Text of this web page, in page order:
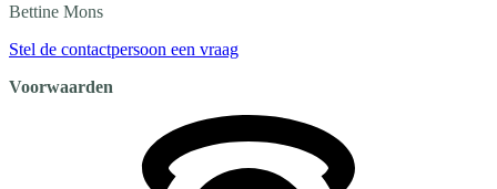
Bettine Mons
Stel de contactpersoon een vraag
Voorwaarden